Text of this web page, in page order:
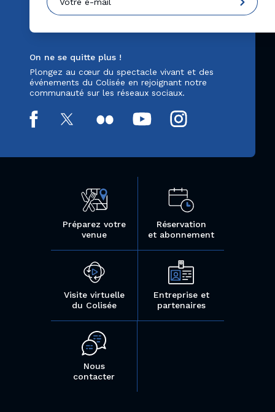
On ne se quitte plus !
Plongez au cœur du spectacle vivant et des
événements du Colisée en rejoignant notre
communauté sur les réseaux sociaux.
Préparez votre
venue
Réservation
et abonnement
Visite virtuelle
du Colisée
Entreprise et
partenaires
Nous
contacter